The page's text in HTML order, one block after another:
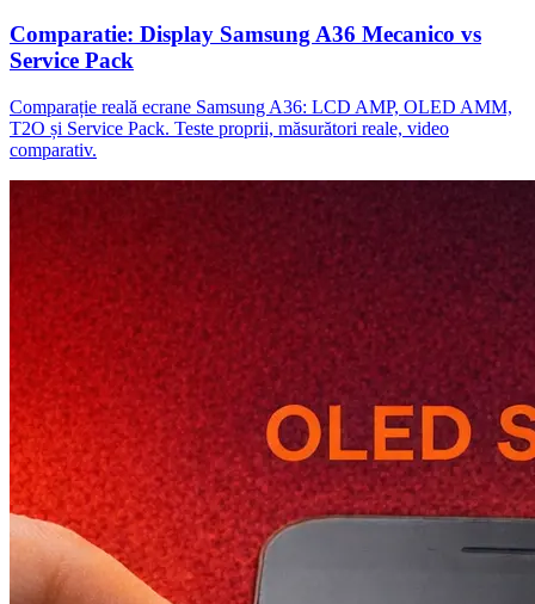
Comparatie: Display Samsung A36 Mecanico vs
Service Pack
Comparație reală ecrane Samsung A36: LCD AMP, OLED AMM,
T2O și Service Pack. Teste proprii, măsurători reale, video
comparativ.